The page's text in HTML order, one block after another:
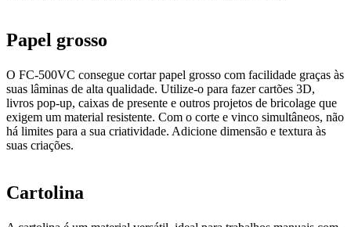
Papel grosso
O FC-500VC consegue cortar papel grosso com facilidade graças às
suas lâminas de alta qualidade. Utilize-o para fazer cartões 3D,
livros pop-up, caixas de presente e outros projetos de bricolage que
exigem um material resistente. Com o corte e vinco simultâneos, não
há limites para a sua criatividade. Adicione dimensão e textura às
suas criações.
Cartolina